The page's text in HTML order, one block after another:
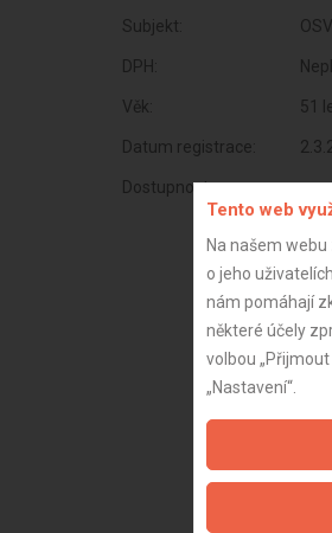
Subjekt:
DPH:
Věk: 51
Datum registrace:
Dostupnost:
Tento web
Na našem
o jeho
nám pomáhají
některé účely
volbou
„Nastavení“.